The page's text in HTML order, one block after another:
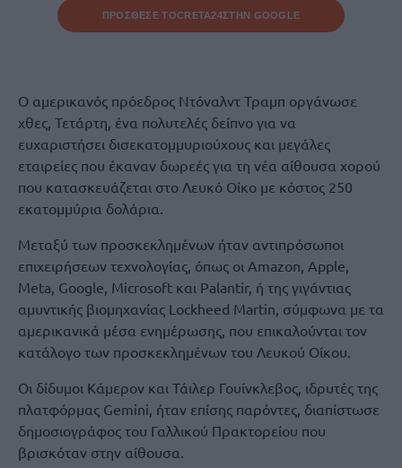
ΠΡΟΣΘΕΣΕ ΤΟCRETA24ΣΤΗΝ GOOGLE
Ο αμερικανός πρόεδρος Ντόναλντ Τραμπ οργάνωσε
χθες, Τετάρτη, ένα πολυτελές δείπνο για να
ευχαριστήσει δισεκατομμυριούχους και μεγάλες
εταιρείες που έκαναν δωρεές για τη νέα αίθουσα χορού
που κατασκευάζεται στο Λευκό Οίκο με κόστος 250
εκατομμύρια δολάρια.
Μεταξύ των προσκεκλημένων ήταν αντιπρόσωποι
επιχειρήσεων τεχνολογίας, όπως οι Amazon, Apple,
Meta, Google, Microsoft και Palantir, ή της γιγάντιας
αμυντικής βιομηχανίας Lockheed Martin, σύμφωνα με τα
αμερικανικά μέσα ενημέρωσης, που επικαλούνται τον
κατάλογο των προσκεκλημένων του Λευκού Οίκου.
Οι δίδυμοι Κάμερον και Τάιλερ Γουίνκλεβος, ιδρυτές της
πλατφόρμας Gemini, ήταν επίσης παρόντες, διαπίστωσε
δημοσιογράφος του Γαλλικού Πρακτορείου που
βρισκόταν στην αίθουσα.